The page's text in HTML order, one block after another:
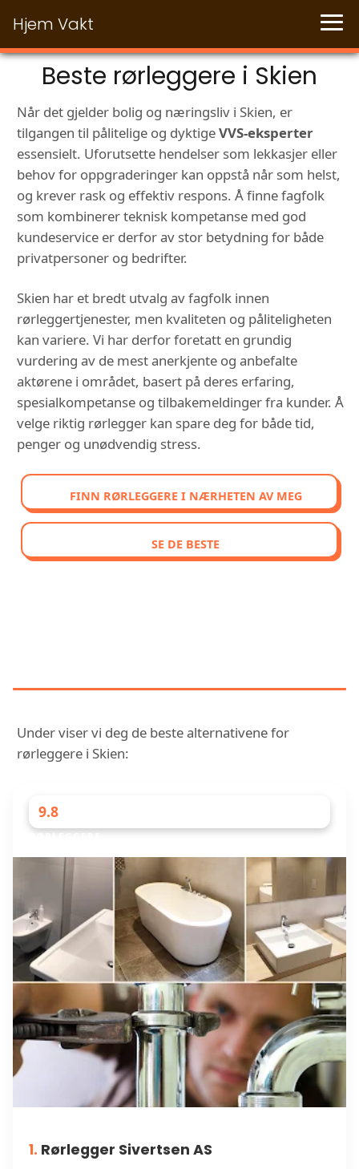
Hjem Vakt
Beste rørleggere i Skien
Når det gjelder bolig og næringsliv i Skien, er
tilgangen til pålitelige og dyktigeVVS-eksperter
essensielt. Uforutsette hendelser som lekkasjer eller
behov for oppgraderinger kan oppstå når som helst,
og krever rask og effektiv respons. Å finne fagfolk
som kombinerer teknisk kompetanse med god
kundeservice er derfor av stor betydning for både
privatpersoner og bedrifter.
Skien har et bredt utvalg av fagfolk innen
rørleggertjenester, men kvaliteten og påliteligheten
kan variere. Vi har derfor foretatt en grundig
vurdering av de mest anerkjente og anbefalte
aktørene i området, basert på deres erfaring,
spesialkompetanse og tilbakemeldinger fra kunder. Å
velge riktig rørlegger kan spare deg for både tid,
penger og unødvendig stress.
FINN RØRLEGGERE I NÆRHETEN AV MEG
SE DE BESTE
Under viser vi deg de beste alternativene for
rørleggere i Skien:
9.8
1. Rørlegger Sivertsen AS